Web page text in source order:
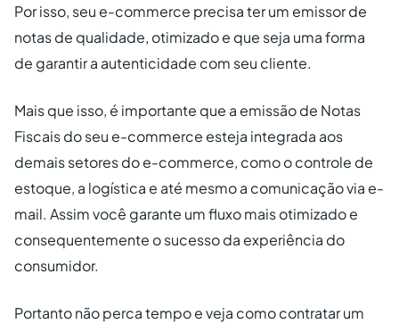
Por isso, seu e-commerce precisa ter um emissor de
notas de qualidade, otimizado e que seja uma forma
de garantir a autenticidade com seu cliente.
Mais que isso, é importante que a emissão de Notas
Fiscais do seu e-commerce esteja integrada aos
demais setores do e-commerce, como o controle de
estoque, a logística e até mesmo a comunicação via e-
mail. Assim você garante um fluxo mais otimizado e
consequentemente o sucesso da experiência do
consumidor.
Portanto não perca tempo e veja como contratar um